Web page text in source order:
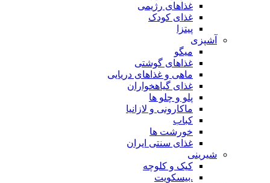
غذاهای رژیمی
غذای کودک
پیتزا
آشپزی
میگو
غذاهای گوشتی
ماهی و غذاهای دریایی
غذای گیاهخواران
پلو و چلو ها
ماکارونی و لازانیا
کباب
خورشت ها
غذای سنتی ایران
شیرینی
کیک و کلوچه
.بیسکویت